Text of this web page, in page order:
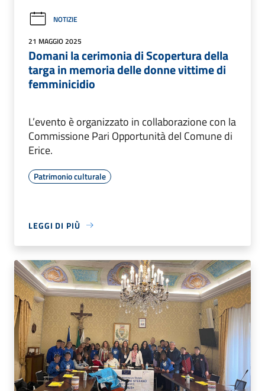
NOTIZIE
21 MAGGIO 2025
Domani la cerimonia di Scopertura della
targa in memoria delle donne vittime di
femminicidio
L’evento è organizzato in collaborazione con la
Commissione Pari Opportunità del Comune di
Erice.
Patrimonio culturale
LEGGI DI PIÙ